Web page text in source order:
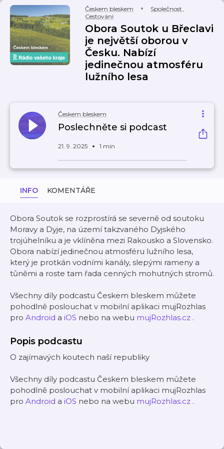
Českem bleskem Společnost,
Cestování
Obora Soutok u Břeclavi
je největší oborou v
Česku. Nabízí
jedinečnou atmosféru
lužního lesa
Českem bleskem
Poslechněte si podcast
21. 9. 2025 1 min
INFO KOMENTÁŘE
Obora Soutok se rozprostírá se severně od soutoku
Moravy a Dyje, na území takzvaného Dyjského
trojúhelníku a je vklíněna mezi Rakousko a Slovensko.
Obora nabízí jedinečnou atmosféru lužního lesa,
který je protkán vodními kanály, slepými rameny a
tůněmi a roste tam řada cenných mohutných stromů.
Všechny díly podcastu Českem bleskem můžete
pohodlně poslouchat v mobilní aplikaci mujRozhlas
pro Android a iOS nebo na webu mujRozhlas.cz .
Popis podcastu
O zajímavých koutech naší republiky
Všechny díly podcastu Českem bleskem můžete
pohodlně poslouchat v mobilní aplikaci mujRozhlas
pro Android a iOS nebo na webu mujRozhlas.cz .